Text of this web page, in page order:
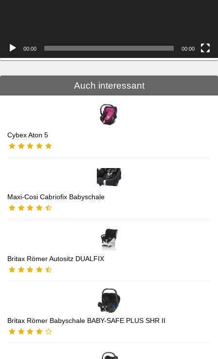
00:00 00:00
Auch interessant
Cybex Aton 5
Maxi-Cosi Cabriofix Babyschale
Britax Römer Autositz DUALFIX
Britax Römer Babyschale BABY-SAFE PLUS SHR II